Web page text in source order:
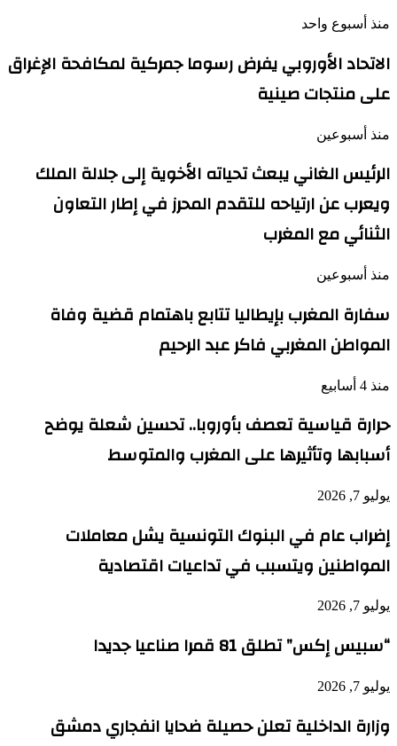
منذ أسبوع واحد
الاتحاد الأوروبي يفرض رسوما جمركية لمكافحة الإغراق
على منتجات صينية
منذ أسبوعين
الرئيس الغاني يبعث تحياته الأخوية إلى جلالة الملك
ويعرب عن ارتياحه للتقدم المحرز في إطار التعاون
الثنائي مع المغرب
منذ أسبوعين
سفارة المغرب بإيطاليا تتابع باهتمام قضية وفاة
المواطن المغربي فاكر عبد الرحيم
منذ 4 أسابيع
حرارة قياسية تعصف بأوروبا.. تحسين شعلة يوضح
أسبابها وتأثيرها على المغرب والمتوسط
يوليو 7, 2026
إضراب عام في البنوك التونسية يشل معاملات
المواطنين ويتسبب في تداعيات اقتصادية
يوليو 7, 2026
“سبيس إكس” تطلق 81 قمرا صناعيا جديدا
يوليو 7, 2026
وزارة الداخلية تعلن حصيلة ضحايا انفجاري دمشق